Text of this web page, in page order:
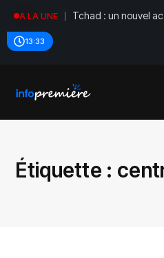
A LA UNE
Tchad : un nouvel
13:33
Étiquette :